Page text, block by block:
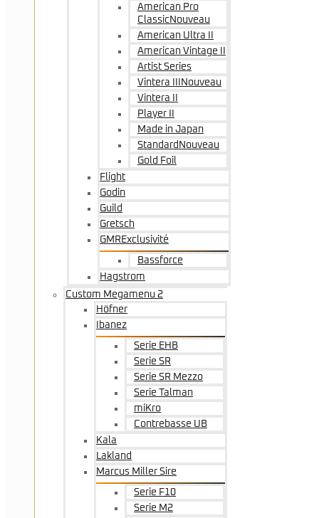
American Pro
ClassicNouveau
American Ultra II
American Vintage II
Artist Series
Vintera III
Nouveau
Vintera II
Player II
Made in Japan
Standard Nouveau
Gold Foil
Flight
Godin
Guild
Gretsch
GMRExclusivité
Bassforce
Hagstrom
Custom Megamenu 2
Höfner
Ibanez
Serie EHB
Serie SR
Serie SR Mezzo
Serie Talman
miKro
Contrebasse UB
Kala
Lakland
Marcus Miller Sire
Serie F10
Serie M2